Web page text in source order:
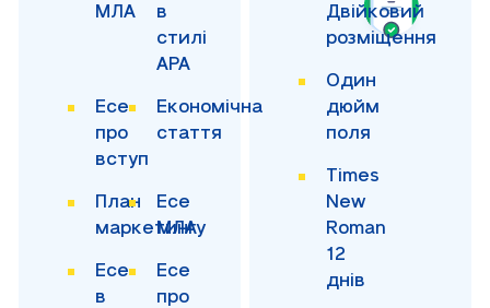
МЛА
в
стилі
APA
Есе
про
вступ
Економічна
стаття
План
маркетингу
Есе
МЛА
Есе
в
Есе
про
Двійковий
розміщення
Один
дюйм
поля
Times
New
Roman
12
днів